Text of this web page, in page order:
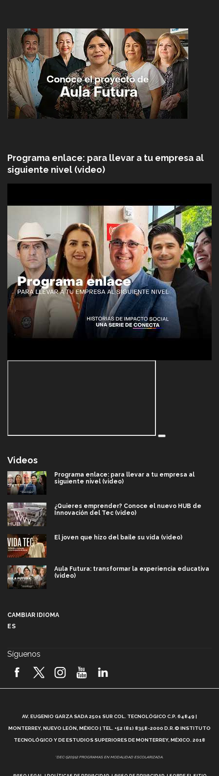
Programa enlace: para llevar a tu empresa al
siguiente nivel (video)
Videos
Programa enlace: para llevar a tu empresa al
siguiente nivel (video)
¿Quieres emprender? Conoce el nuevo HUB de
Innovación del Tec (video)
El joven que hizo del baile su vida (video)
Aula Futura: transformar la experiencia educativa
(video)
2026! (video)
¿Cómo es el Modelo Educativo Tec? (video)
Vida Tec: Feminismo e Inteligencia Artificial, Paola
CAMBIAR IDIOMA
ES
Síguenos
AV. EUGENIO GARZA SADA 2501 SUR COL. TECNOLÓGICO C.P. 64849 |
MONTERREY, NUEVO LEÓN, MÉXICO | TEL. +52 (81) 8358-2000 D.R.© INSTITUTO
TECNOLÓGICO Y DE ESTUDIOS SUPERIORES DE MONTERREY, MÉXICO. 2018
*DEC-520912 PROGRAMAS EN MODALIDAD ESCOLARIZADA.